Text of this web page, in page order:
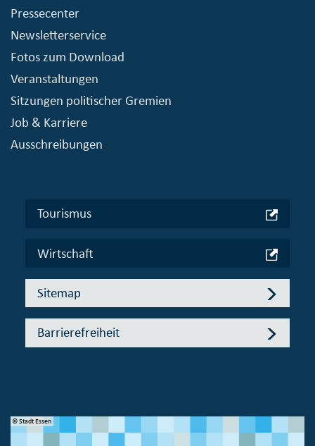
Pressecenter
Newsletterservice
Fotos zum Download
Veranstaltungen
Sitzungen politischer Gremien
Job & Karriere
Ausschreibungen
Tourismus
Wirtschaft
Sitemap
Barrierefreiheit
© Stadt Essen